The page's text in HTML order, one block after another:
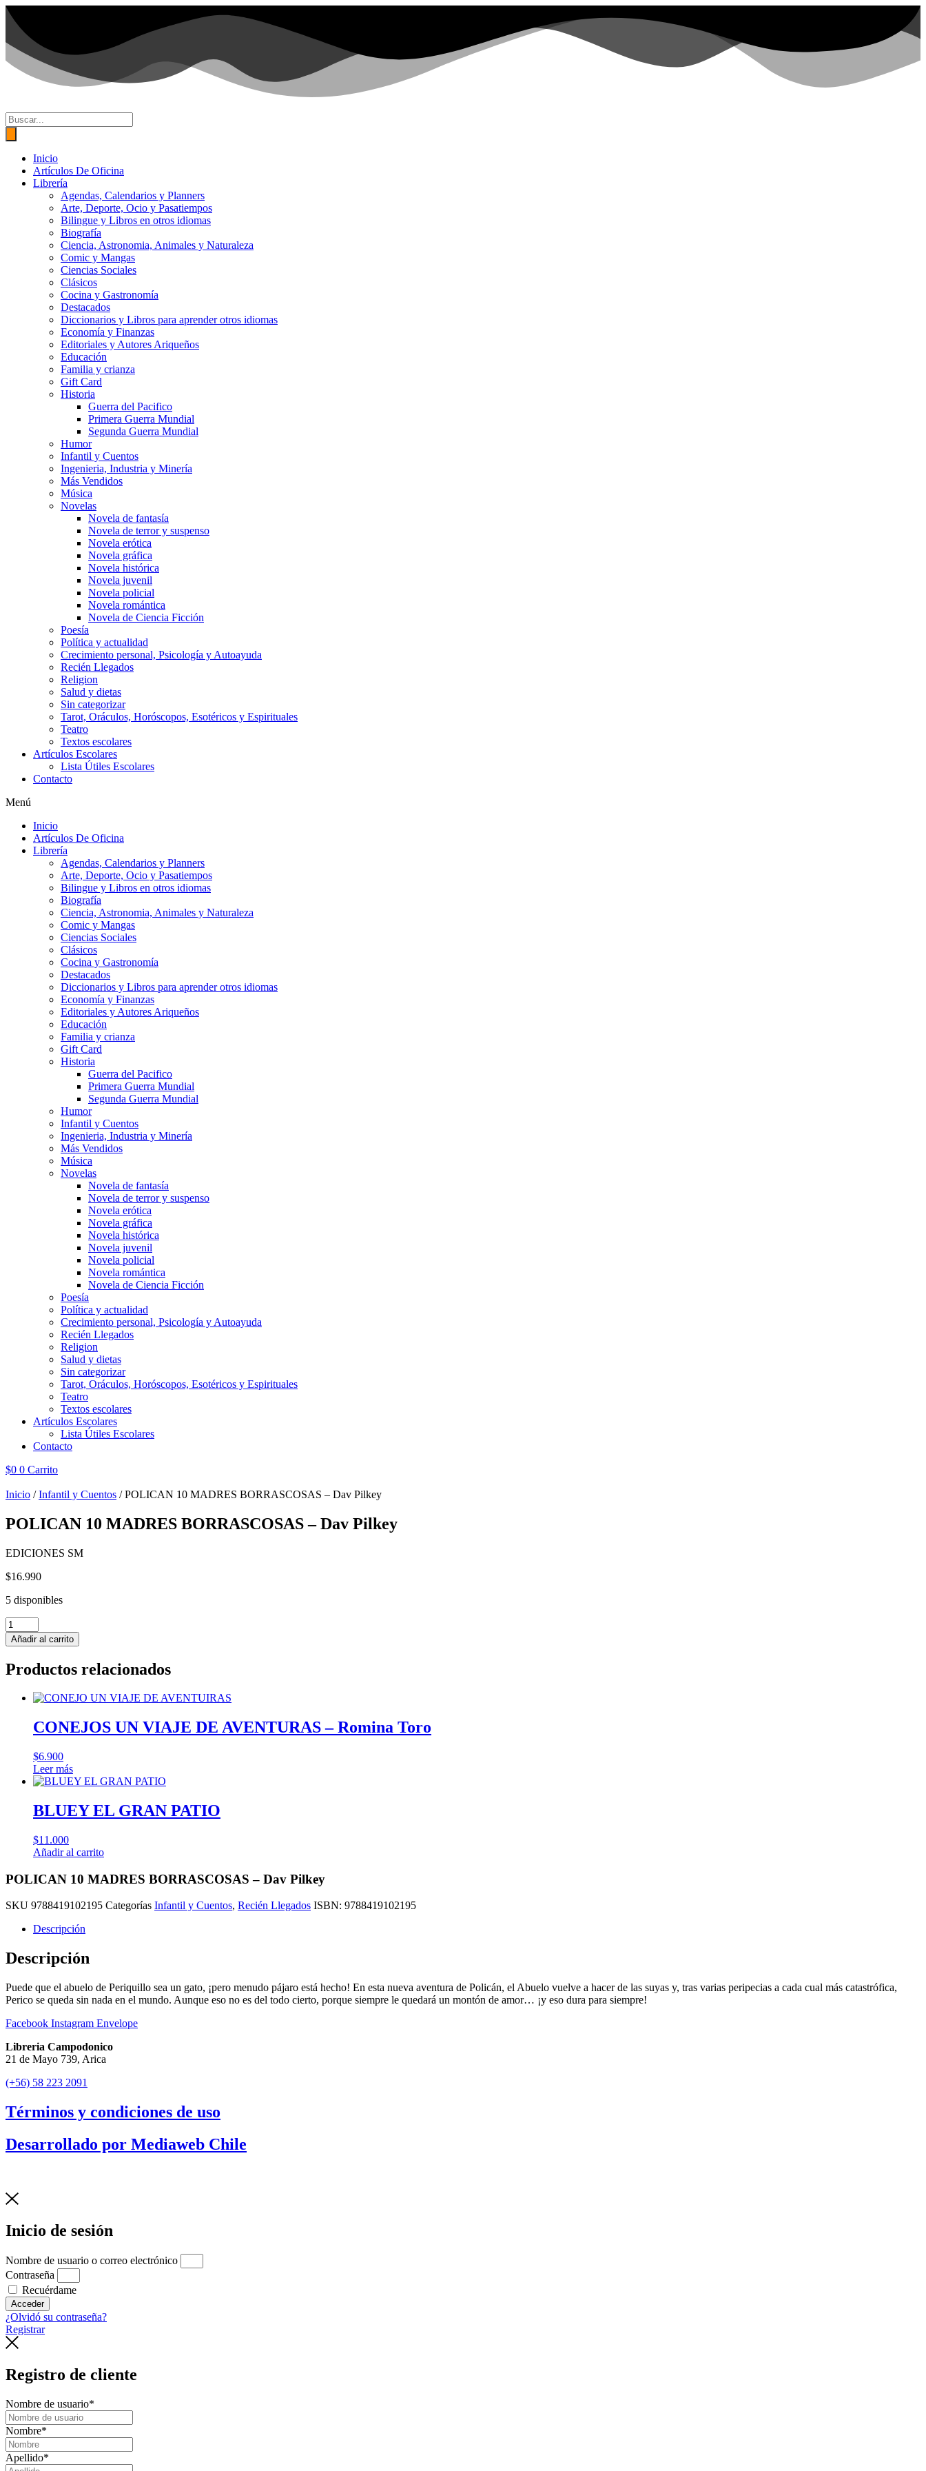
Ir
contenido
Búsqueda
de
productos
Inicio
Artículos De Oficina
Librería
Agendas, Calendarios y Planners
Arte, Deporte, Ocio y Pasatiempos
Bilingue y Libros en otros idiomas
Biografía
Ciencia, Astronomia, Animales y Naturaleza
Comic y Mangas
Ciencias Sociales
Clásicos
Cocina y Gastronomía
Destacados
Diccionarios y Libros para aprender otros idiomas
Economía y Finanzas
Editoriales y Autores Ariqueños
Educación
Familia y crianza
Gift Card
Historia
Guerra del Pacifico
Primera Guerra Mundial
Segunda Guerra Mundial
Humor
Infantil y Cuentos
Ingenieria, Industria y Minería
Más Vendidos
Música
Novelas
Novela de fantasía
Novela de terror y suspenso
Novela erótica
Novela gráfica
Novela histórica
Novela juvenil
Novela policial
Novela romántica
Novela de Ciencia Ficción
Poesía
Política y actualidad
Crecimiento personal, Psicología y Autoayuda
Recién Llegados
Religion
Salud y dietas
Sin categorizar
Tarot, Oráculos, Horóscopos, Esotéricos y Espirituales
Teatro
Textos escolares
Artículos Escolares
Lista Útiles Escolares
Contacto
Menú
Inicio
Artículos De Oficina
Librería
Agendas, Calendarios y Planners
Arte, Deporte, Ocio y Pasatiempos
Bilingue y Libros en otros idiomas
Biografía
Ciencia, Astronomia, Animales y Naturaleza
Comic y Mangas
Ciencias Sociales
Clásicos
Cocina y Gastronomía
Destacados
Diccionarios y Libros para aprender otros idiomas
Economía y Finanzas
Editoriales y Autores Ariqueños
Educación
Familia y crianza
Gift Card
Historia
Guerra del Pacifico
Primera Guerra Mundial
Segunda Guerra Mundial
Humor
Infantil y Cuentos
Ingenieria, Industria y Minería
Más Vendidos
Música
Novelas
Novela de fantasía
Novela de terror y suspenso
Novela erótica
Novela gráfica
Novela histórica
Novela juvenil
Novela policial
Novela romántica
Novela de Ciencia Ficción
Poesía
Política y actualidad
Crecimiento personal, Psicología y Autoayuda
Recién Llegados
Religion
Salud y dietas
Sin categorizar
Tarot, Oráculos, Horóscopos, Esotéricos y Espirituales
Teatro
Textos escolares
Artículos Escolares
Lista Útiles Escolares
Contacto
$0 0 Carrito
Inicio /Infantil y Cuentos / POLICAN 10 MADRES BORRASCOSAS – Dav Pilkey
POLICAN 10 MADRES BORRASCOSAS – Dav Pilkey
EDICIONES SM
$16.990
5 disponibles
POLICAN
10
MADRES
-
Pilkey
Añadir al carrito
Productos relacionados
CONEJOS UN VIAJE DE AVENTURAS – Romina Toro
$6.900
Leer más
BLUEY EL GRAN PATIO
$11.000
Añadir al carrito
POLICAN 10 MADRES BORRASCOSAS – Dav Pilkey
SKU 9788419102195 Categorías Infantil y Cuentos, Recién Llegados ISBN: 9788419102195
Descripción
Descripción
Puede que el abuelo de Periquillo sea un gato, ¡pero menudo pájaro está hecho! En esta nueva aventura de Policán, el Abuelo vuelve a hacer de las suyas y, tras varias peripecias a cada cual más catastrófica,
Perico se queda sin nada en el mundo. Aunque eso no es del todo cierto, porque siempre le quedará un montón de amor… ¡y eso dura para siempre!
Facebook Instagram Envelope
Libreria Campodonico
21 de Mayo 739, Arica
(+56) 58 223 2091
Términos y condiciones de uso
Desarrollado por Mediaweb Chile
Inicio de sesión
Nombre de usuario o correo electrónico
Contraseña
Recuérdame
Acceder
¿Olvidó su contraseña?
Registrar
Registro de cliente
Nombre de usuario*
Nombre*
Apellido*